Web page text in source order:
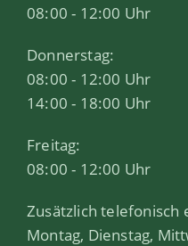
08:00 - 12:00 Uhr
Donnerstag:
08:00 - 12:00 Uhr
14:00 - 18:00 Uhr
Freitag:
08:00 - 12:00 Uhr
Zusätzlich telefonisch
Montag, Dienstag,